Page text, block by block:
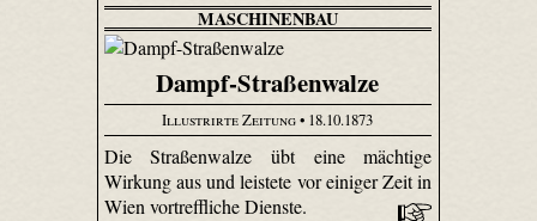
MASCHINENBAU
Dampf-Straßenwalze
Illustrirte Zeitung• 18.10.1873
Die Straßenwalze übt eine mächtige
Wirkung aus und leistete vor einiger Zeit in
Wien vortreffliche Dienste.